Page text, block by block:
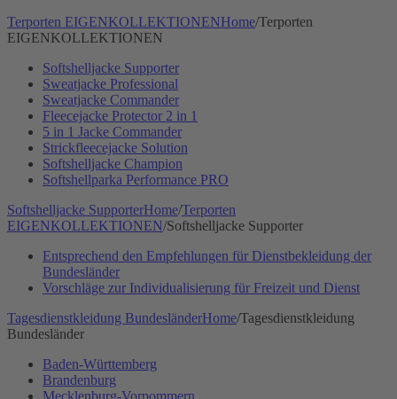
Terporten EIGENKOLLEKTIONENHome/Terporten
EIGENKOLLEKTIONEN
Softshelljacke Supporter
Sweatjacke Professional
Sweatjacke Commander
Fleecejacke Protector 2 in 1
5 in 1 Jacke Commander
Strickfleecejacke Solution
Softshelljacke Champion
Softshellparka Performance PRO
Softshelljacke SupporterHome/Terporten
EIGENKOLLEKTIONEN/Softshelljacke Supporter
Entsprechend den Empfehlungen für Dienstbekleidung der
Bundesländer
Vorschläge zur Individualisierung für Freizeit und Dienst
Tagesdienstkleidung BundesländerHome/Tagesdienstkleidung
Bundesländer
Baden-Württemberg
Brandenburg
Mecklenburg-Vorpommern